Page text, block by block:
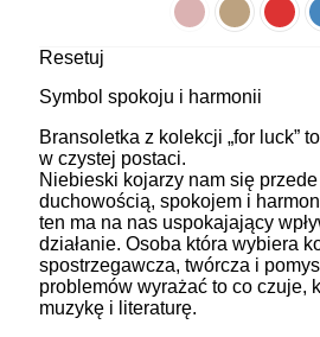
Resetuj
Symbol spokoju i harmonii
Bransoletka z kolekcji „for luck”
w czystej postaci.
Niebieski kojarzy nam się
duchowością, spokojem i
ten ma na nas uspokajający
działanie. Osoba która wybiera
spostrzegawcza, twórcza i
problemów wyrażać to co czuje,
muzykę i literaturę.